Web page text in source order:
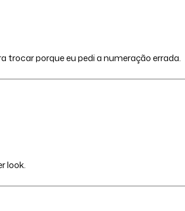
porque eu pedi a numeração errada.
look.